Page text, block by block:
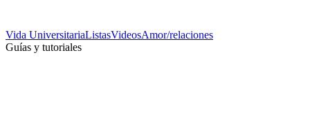
Vida UniversitariaListasVideosAmor/relaciones
Guías y tutoriales